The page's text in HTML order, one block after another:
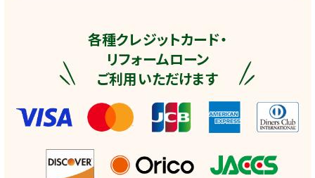
各種クレジットカード・
リフォームローン
ご利用いただけます